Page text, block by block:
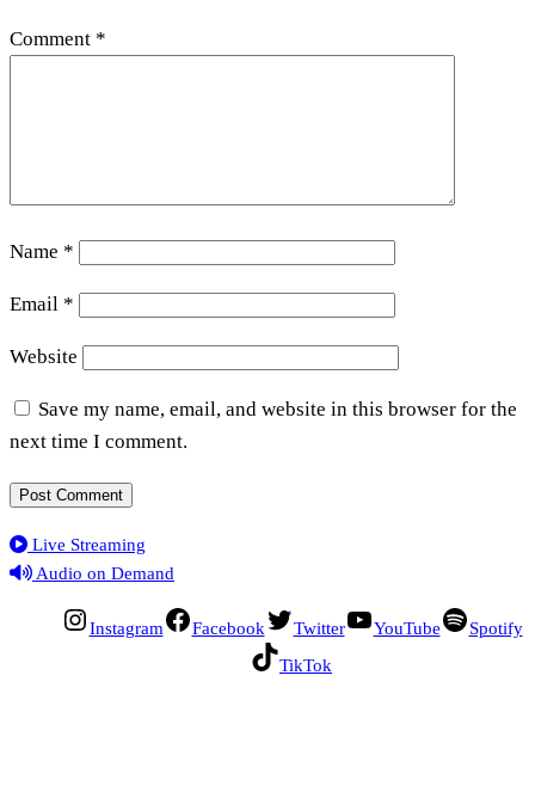
Comment *
Name *
Email *
Website
Save my name, email, and website in this browser for the
next time I comment.
Live Streaming
Audio on Demand
Instagram Facebook Twitter YouTube
Spotify
TikTok